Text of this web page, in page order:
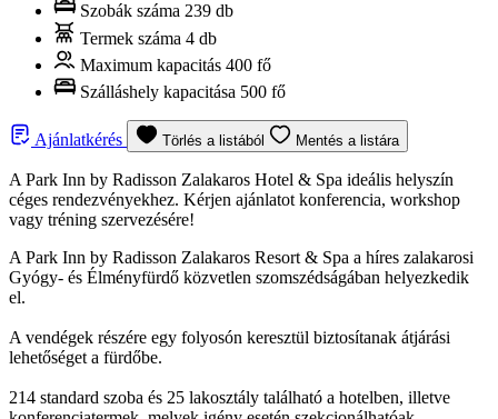
Szobák száma 239 db
Termek száma 4 db
Maximum kapacitás 400 fő
Szálláshely kapacitása 500 fő
Ajánlatkérés Törlés a listából Mentés a listára
A Park Inn by Radisson Zalakaros Hotel & Spa ideális helyszín
céges rendezvényekhez. Kérjen ajánlatot konferencia, workshop
vagy tréning szervezésére!
A Park Inn by Radisson Zalakaros Resort & Spa a híres zalakarosi
Gyógy- és Élményfürdő közvetlen szomszédságában helyezkedik
el.
A vendégek részére egy folyosón keresztül biztosítanak átjárási
lehetőséget a fürdőbe.
214 standard szoba és 25 lakosztály található a hotelben, illetve